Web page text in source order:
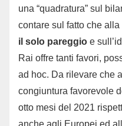
una “quadratura” sul
contare sul fatto che
il solo pareggio e
Rai offre tanti favori,
ad hoc. Da rilevare che
congiuntura favorevole
otto mesi del 2021
anche agli Europei ed